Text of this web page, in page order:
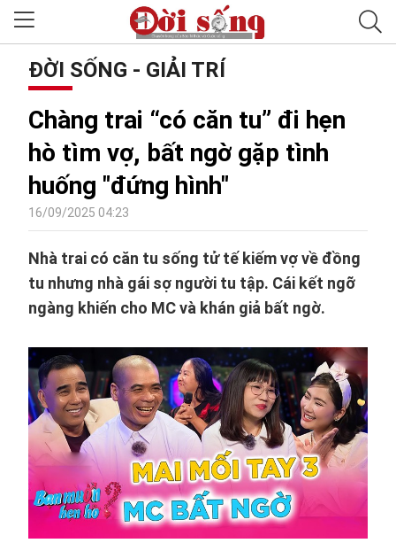
ĐỜI SỐNG - GIẢI TRÍ
Chàng trai “có căn tu” đi hẹn
hò tìm vợ, bất ngờ gặp tình
huống "đứng hình"
16/09/2025 04:23
Nhà trai có căn tu sống tử tế kiếm vợ về đồng
tu nhưng nhà gái sợ người tu tập. Cái kết ngỡ
ngàng khiến cho MC và khán giả bất ngờ.